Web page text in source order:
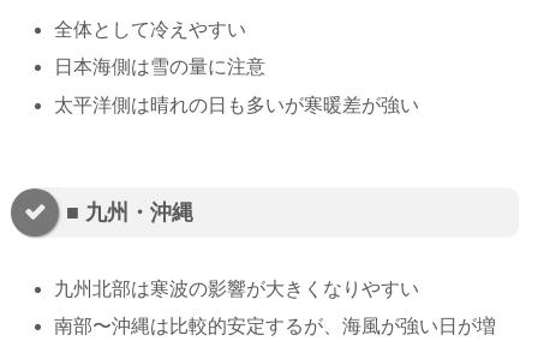
全体として冷えやすい
日本海側は雪の量に注意
太平洋側は晴れの日も多いが寒暖差が強い
■ 九州・沖縄
九州北部は寒波の影響が大きくなりやすい
南部〜沖縄は比較的安定するが、海風が強い日が増